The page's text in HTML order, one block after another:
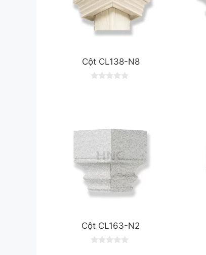
Cột CL138-N8
5
Cột CL163-N2